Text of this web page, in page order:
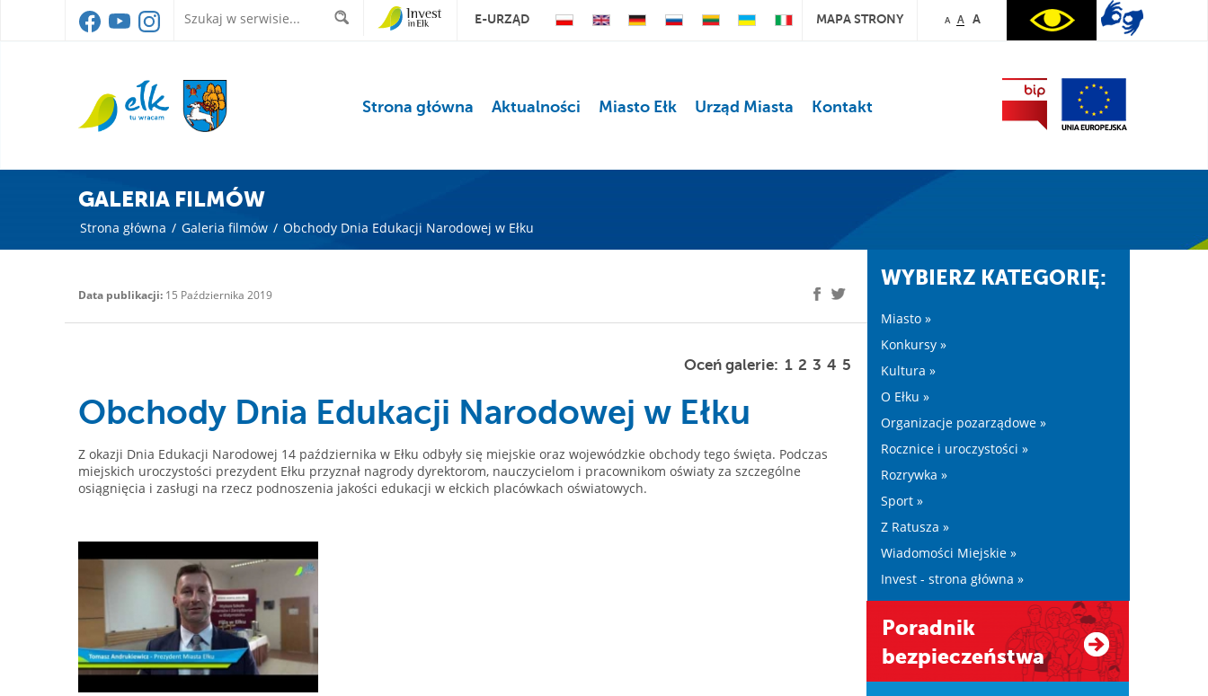
E-URZĄD MAPA STRONY A A A
Strona główna Aktualności Miasto Ełk Urząd Miasta Kontakt
GALERIA FILMÓW
Strona główna / Galeria filmów / Obchody Dnia Edukacji Narodowej w Ełku
Data publikacji: 15 Października 2019
Oceń galerie: 1 2 3 4 5
Obchody Dnia Edukacji Narodowej w Ełku
Z okazji Dnia Edukacji Narodowej 14 października w Ełku odbyły się miejskie oraz wojewódzkie obchody tego święta. Podczas
miejskich uroczystości prezydent Ełku przyznał nagrody dyrektorom, nauczycielom i pracownikom oświaty za szczególne
osiągnięcia i zasługi na rzecz podnoszenia jakości edukacji w ełckich placówkach oświatowych.
WYBIERZ KATEGORIĘ:
Miasto »
Konkursy »
Kultura »
O Ełku »
Organizacje pozarządowe »
Rocznice i uroczystości »
Rozrywka »
Sport »
Z Ratusza »
Wiadomości Miejskie »
Invest - strona główna »
Poradnik
bezpieczeństwa